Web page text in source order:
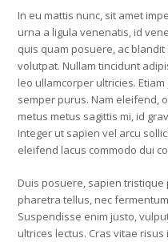
In eu mattis nunc, sit amet
urna a ligula venenatis, id
quis quam posuere, ac
volutpat. Nullam tincidunt
leo ullamcorper ultricies.
semper purus. Nam eleifend,
metus metus sagittis mi, id
Integer ut sapien vel arcu
eleifend lacus commodo dui
Duis posuere, sapien
pharetra tellus, nec
Suspendisse enim justo,
ultrices lectus. Cras vitae